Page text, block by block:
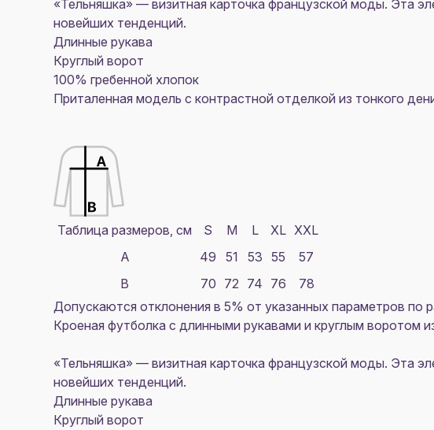
«Тельняшка» — визитная карточка французской моды. Эта
новейших тенденций.
Длинные рукава
Круглый ворот
100% гребенной хлопок
Приталенная модель с контрастной отделкой из тонкого
Таблица размеров, см S M L XL XXL
A
49 51 53 55
57
B
70 72 74 76
78
Допускаются отклонения в 5% от указанных параметров по
Кроеная футболка с длинными рукавами и круглым воротом
«Тельняшка» — визитная карточка французской моды. Эта
новейших тенденций.
Длинные рукава
Круглый ворот